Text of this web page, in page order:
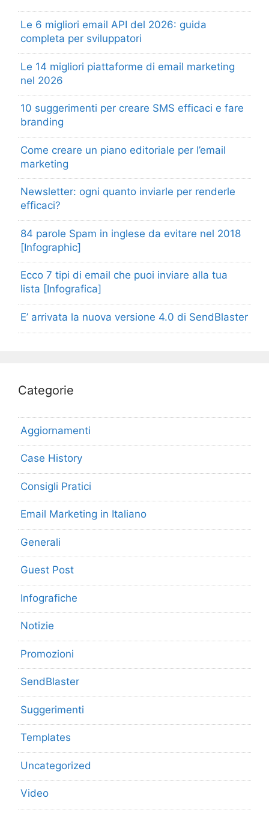
Le 6 migliori email API del 2026: guida
completa per sviluppatori
Le 14 migliori piattaforme di email marketing
nel 2026
10 suggerimenti per creare SMS efficaci e fare
branding
Come creare un piano editoriale per l’email
marketing
Newsletter: ogni quanto inviarle per renderle
efficaci?
84 parole Spam in inglese da evitare nel 2018
[Infographic]
Ecco 7 tipi di email che puoi inviare alla tua
lista [Infografica]
E’ arrivata la nuova versione 4.0 di SendBlaster
Categorie
Aggiornamenti
Case History
Consigli Pratici
Email Marketing in Italiano
Generali
Guest Post
Infografiche
Notizie
Promozioni
SendBlaster
Suggerimenti
Templates
Uncategorized
Video